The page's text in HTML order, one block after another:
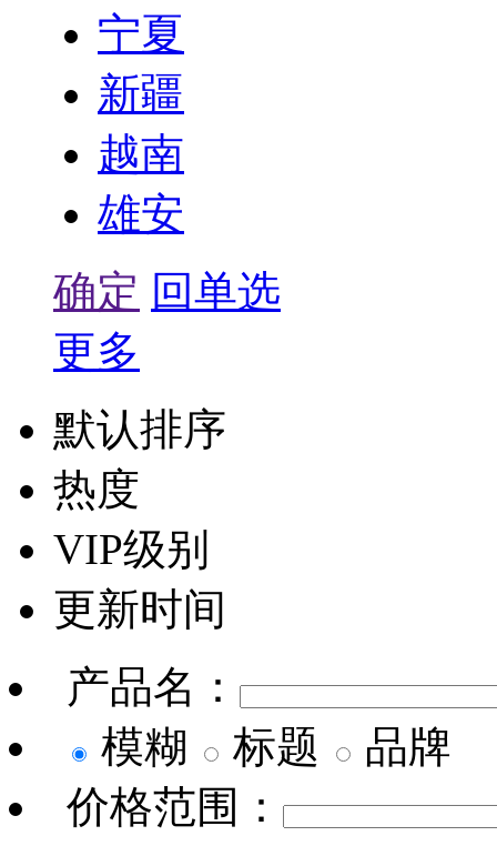
宁夏
新疆
越南
雄安
确定 回单选
更多
默认排序
热度
VIP级别
更新时间
产品名：
模糊
标题
品牌
价格范围：